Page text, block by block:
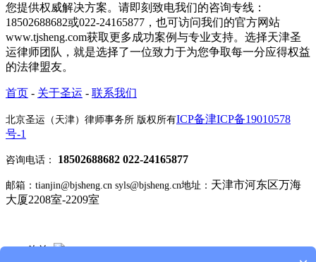
您提供权威解决方案。请即刻致电我们的咨询专线：
18502688682或022-24165877，也可访问我们的官方网站
www.tjsheng.com获取更多成功案例与专业支持。选择天津圣
运律师团队，就是选择了一位致力于为您争取每一分应得权益
的法律盟友。
首页 - 关于圣运 - 联系我们
北京圣运（天津）律师事务所 版权所有ICP备津ICP备19010578
号-1
咨询电话： 18502688682 022-24165877
邮箱：tianjin@bjsheng.cn syls@bjsheng.cn地址： 天津市河东区万海
大厦2208室-2209室
Q Q 咨询